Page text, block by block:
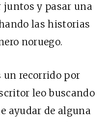
juntos y pasar una
las historias
noruego.
un recorrido por
leo buscando
ayudar de alguna